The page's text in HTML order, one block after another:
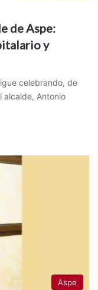
de Aspe:
y
celebrando, de
alcalde, Antonio
Aspe